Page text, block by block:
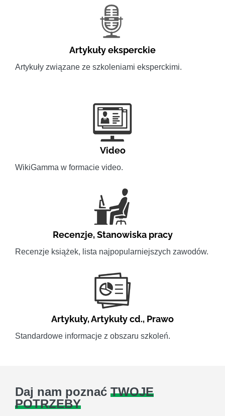
Artykuły eksperckie
Artykuły związane ze szkoleniami eksperckimi.
Video
WikiGamma w formacie video.
Recenzje,Stanowiska pracy
Recenzje książek, lista najpopularniejszych zawodów.
Artykuły,Artykuły cd., Prawo
Standardowe informacje z obszaru szkoleń.
Daj nam poznać TWOJE
POTRZEBY